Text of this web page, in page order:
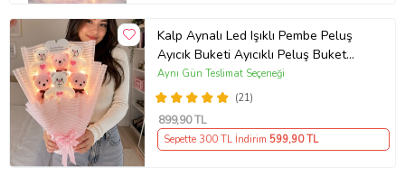
Kalp Aynalı Led Işıklı Pembe Peluş
Ayıcık Buketi Ayıcıklı Peluş Buket
Çiçek Buketi Arkadaşa Sevgiliye
Hediye
(21)
Aynı Gün Teslimat Seçeneği
899,90 TL
Sepette 300 TL İndirim 599,90 TL